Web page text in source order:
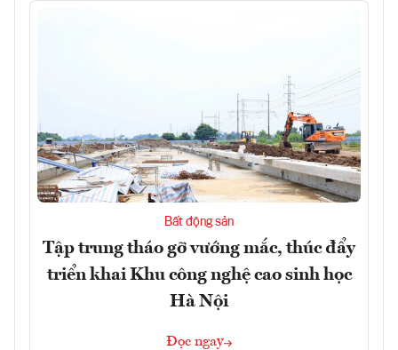
Bất động sản
Tập trung tháo gỡ vướng mắc, thúc đẩy
triển khai Khu công nghệ cao sinh học
Hà Nội
Đọc ngay